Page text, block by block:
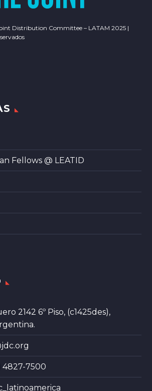
Distribution Committee – LATAM 2025 |
Fellows @ LEATID
2142 6º Piso, (c1425des),
4827-7500